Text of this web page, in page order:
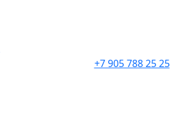
+7 905 788 25 25